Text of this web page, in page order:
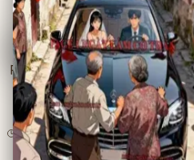
Full
5lượt đọc· 7chương